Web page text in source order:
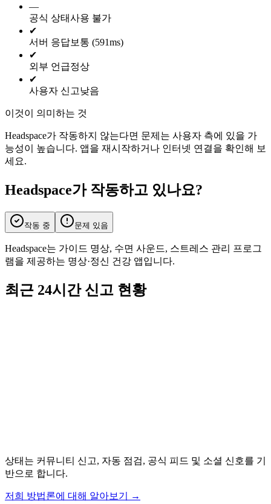
—
공식 상태사용 불가
✔
서버 응답보통 (591ms)
✔
외부 언급정상
✔
사용자 신고낮음
이것이 의미하는 것
Headspace가 작동하지 않는다면 문제는 사용자 측에 있을 가
능성이 높습니다. 앱을 재시작하거나 인터넷 연결을 확인해 보
세요.
Headspace가 작동하고 있나요?
작동 중 문제 있음
Headspace는 가이드 명상, 수면 사운드, 스트레스 관리 프로그
램을 제공하는 명상·정신 건강 앱입니다.
최근 24시간 신고 현황
상태는 커뮤니티 신고, 자동 점검, 공식 피드 및 소셜 신호를 기
반으로 합니다.
저희 방법론에 대해 알아보기 →